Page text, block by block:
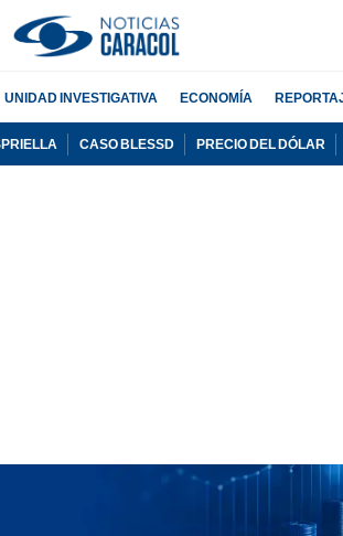
UNIDAD INVESTIGATIVA ECONOMÍA
CASO BLESSD PRECIO DEL DÓLAR